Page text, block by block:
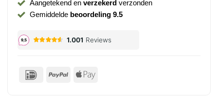
Aangetekend en verzekerdverzonden
Gemiddelde beoordeling 9.5
IDeal PayPal Apple